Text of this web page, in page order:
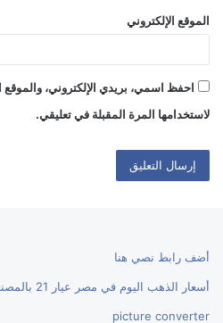
الموقع الإلكتروني
احفظ اسمي، بريدي الإلكتروني، والموقع
لاستخدامها المرة المقبلة في تعليقي.
أضف رابط نصي هنا
أسعار الذهب اليوم في مصر عيار 21 بالمصنعية
picture converter